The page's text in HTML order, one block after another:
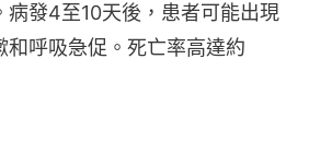
病發4至10天後，患者可能出現
和呼吸急促。死亡率高達約